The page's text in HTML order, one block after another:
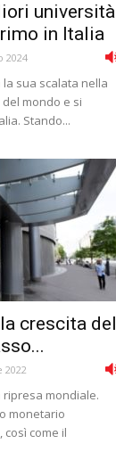
università
in Italia
2024
la sua scalata nella
mondo e si
Stando...
crescita del
2022
ripresa mondiale.
monetario
così come il